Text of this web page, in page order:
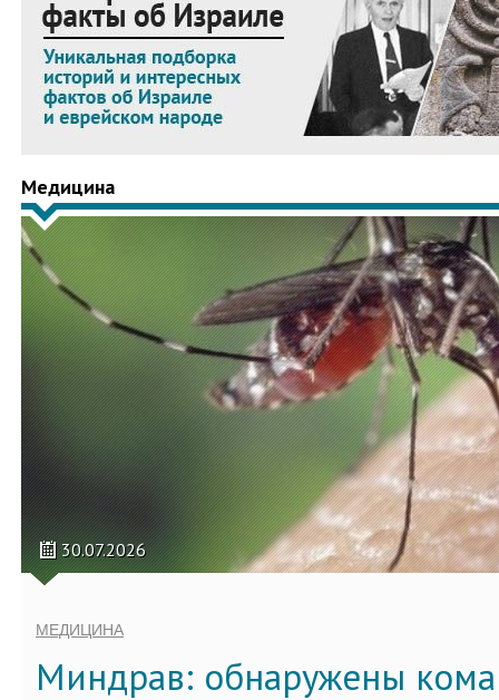
Медицина
30.07.2026
МЕДИЦИНА
Миндрав: обнаружены